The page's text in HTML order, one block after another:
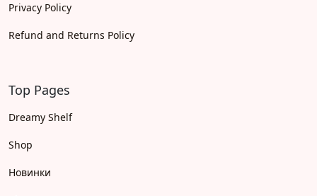
Privacy Policy
Refund and Returns Policy
Top Pages
Dreamy Shelf
Shop
Новинки